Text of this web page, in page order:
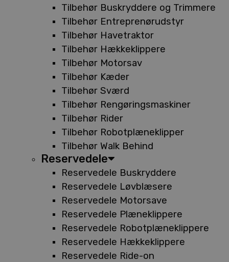
Tilbehør Buskryddere og Trimmere
Tilbehør Entreprenørudstyr
Tilbehør Havetraktor
Tilbehør Hækkeklippere
Tilbehør Motorsav
Tilbehør Kæder
Tilbehør Sværd
Tilbehør Rengøringsmaskiner
Tilbehør Rider
Tilbehør Robotplæneklipper
Tilbehør Walk Behind
Reservedele
Reservedele Buskryddere
Reservedele Løvblæsere
Reservedele Motorsave
Reservedele Plæneklippere
Reservedele Robotplæneklippere
Reservedele Hækkeklippere
Reservedele Ride-on